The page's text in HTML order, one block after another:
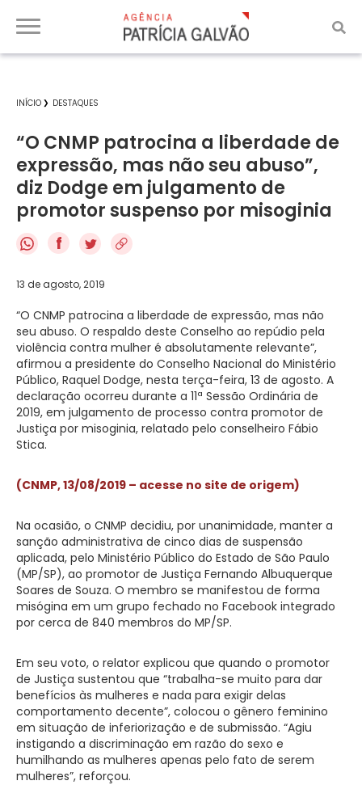
INÍCIO DESTAQUES
“O CNMP patrocina a liberdade de
expressão, mas não seu abuso”,
diz Dodge em julgamento de
promotor suspenso por misoginia
f
13 de agosto, 2019
“O CNMP patrocina a liberdade de expressão, mas não
seu abuso. O respaldo deste Conselho ao repúdio pela
violência contra mulher é absolutamente relevante”,
afirmou a presidente do Conselho Nacional do Ministério
Público, Raquel Dodge, nesta terça-feira, 13 de agosto. A
declaração ocorreu durante a 11ª Sessão Ordinária de
2019, em julgamento de processo contra promotor de
Justiça por misoginia, relatado pelo conselheiro Fábio
Stica.
(CNMP, 13/08/2019 – acesse no site de origem)
Na ocasião, o CNMP decidiu, por unanimidade, manter a
sanção administrativa de cinco dias de suspensão
aplicada, pelo Ministério Público do Estado de São Paulo
(MP/SP), ao promotor de Justiça Fernando Albuquerque
Soares de Souza. O membro se manifestou de forma
misógina em um grupo fechado no Facebook integrado
por cerca de 840 membros do MP/SP.
Em seu voto, o relator explicou que quando o promotor
de Justiça sustentou que “trabalha-se muito para dar
benefícios às mulheres e nada para exigir delas
comportamento decente”, colocou o gênero feminino
em situação de inferiorização e de submissão. “Agiu
instigando a discriminação em razão do sexo e
humilhando as mulheres apenas pelo fato de serem
mulheres”, reforçou.